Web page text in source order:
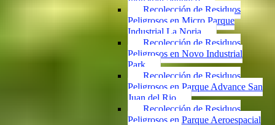
Recolección de Residuos
Peligrosos en Micro Parque
Industrial La Noria
Recolección de Residuos
Peligrosos en Novo Industrial
Park
Recolección de Residuos
Peligrosos en Parque Advance San
Juan del Rio
Recolección de Residuos
Peligrosos en Parque Aeroespacial